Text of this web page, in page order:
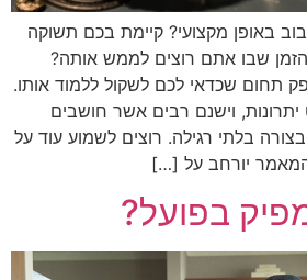
באופן מקצועי? קיימת בכם תשוקה
הזמן שבו אתם רוצים לממש אותה?
תחום שכדאי לכם לשקול ללמוד אותו.
וישנם רבים אשר חושבים
בלתי רגילה. רוצים לשמוע עוד על
יורחב על […]
בפועל?